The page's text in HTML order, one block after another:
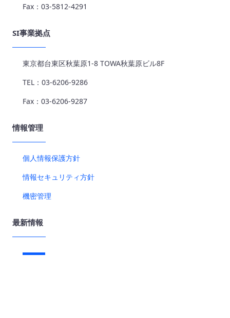
Fax：03-5812-4291
SI事業拠点
東京都台東区秋葉原1-8 TOWA秋葉原ビル8F
TEL：03-6206-9286
Fax：03-6206-9287
情報管理
個人情報保護方針
情報セキュリティ方針
機密管理
最新情報